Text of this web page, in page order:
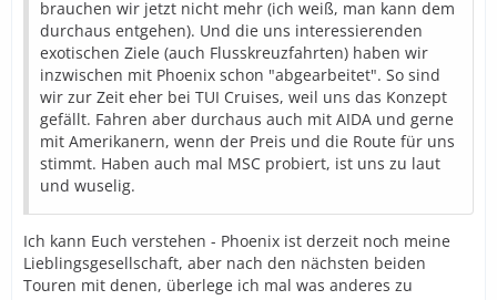
brauchen wir jetzt nicht mehr (ich weiß, man kann dem
durchaus entgehen). Und die uns interessierenden
exotischen Ziele (auch Flusskreuzfahrten) haben wir
inzwischen mit Phoenix schon "abgearbeitet". So sind
wir zur Zeit eher bei TUI Cruises, weil uns das Konzept
gefällt. Fahren aber durchaus auch mit AIDA und gerne
mit Amerikanern, wenn der Preis und die Route für uns
stimmt. Haben auch mal MSC probiert, ist uns zu laut
und wuselig.
Ich kann Euch verstehen - Phoenix ist derzeit noch meine
Lieblingsgesellschaft, aber nach den nächsten beiden
Touren mit denen, überlege ich mal was anderes zu